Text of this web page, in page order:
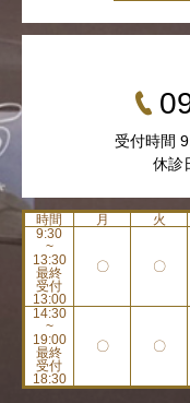
受付時間
休診
時間 月 火
9:30
~
13:30
最終
受付
13:00
〇 〇
14:30
~
19:00
最終
受付
18:30
〇 〇